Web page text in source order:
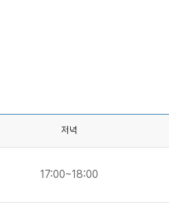
저녁
17:00~18:00